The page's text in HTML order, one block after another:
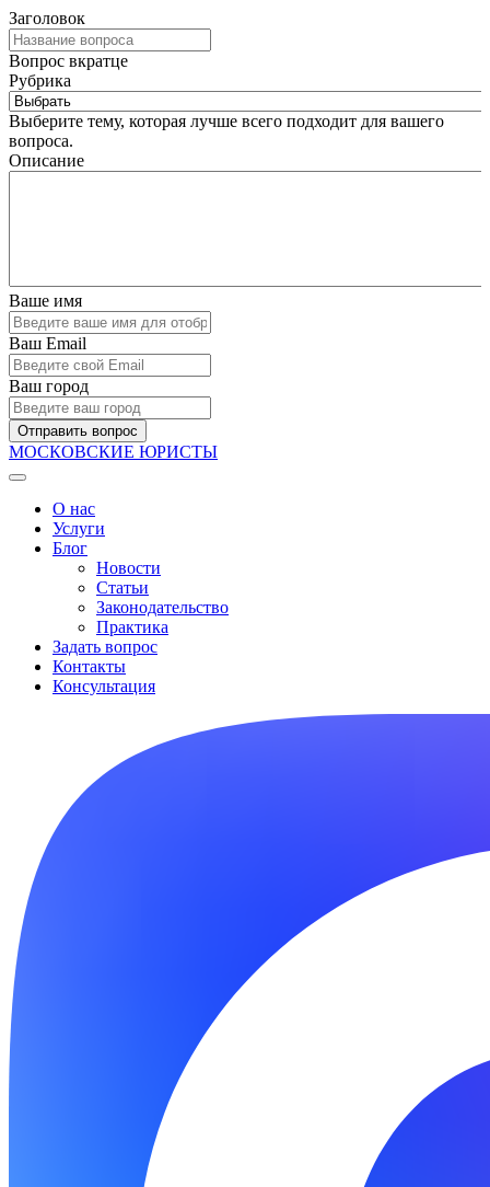
Заголовок
Вопрос вкратце
Рубрика
Выберите тему, которая лучше всего подходит для вашего
вопроса.
Описание
Ваше имя
Ваш Email
Ваш город
Отправить вопрос
МОСКОВСКИЕ ЮРИСТЫ
О нас
Услуги
Блог
Новости
Статьи
Законодательство
Практика
Задать вопрос
Контакты
Консультация